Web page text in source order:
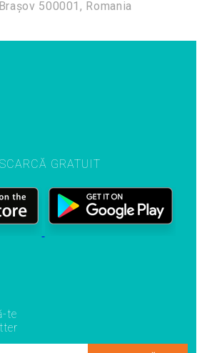
500001, Romania
GRATUIT
te